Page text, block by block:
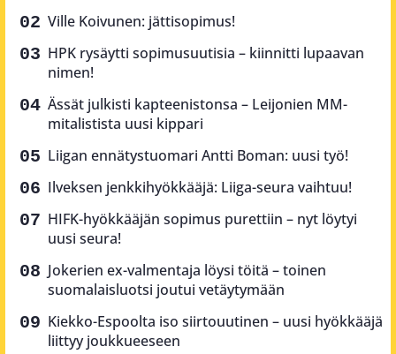
Ville Koivunen: jättisopimus!
HPK rysäytti sopimusuutisia – kiinnitti lupaavan
nimen!
Ässät julkisti kapteenistonsa – Leijonien MM-
mitalistista uusi kippari
Liigan ennätystuomari Antti Boman: uusi työ!
Ilveksen jenkkihyökkääjä: Liiga-seura vaihtuu!
HIFK-hyökkääjän sopimus purettiin – nyt löytyi
uusi seura!
Jokerien ex-valmentaja löysi töitä – toinen
suomalaisluotsi joutui vetäytymään
Kiekko-Espoolta iso siirtouutinen – uusi hyökkääjä
liittyy joukkueeseen